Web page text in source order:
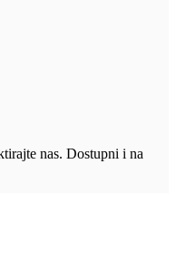
nas. Dostupni i na